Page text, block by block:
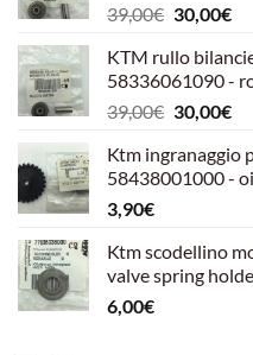
39,00€ Il
originale
era:
39,00€.
30,00€Il
è:
KTM rullo
58336061090 -
39,00€ Il
originale
era:
30,00€Il
è:
Ktm ingranaggio
58438001000 -
3,90€
Ktm scodellino
valve spring
6,00€